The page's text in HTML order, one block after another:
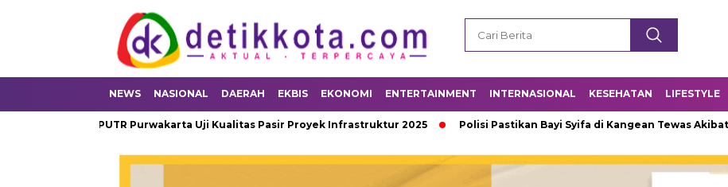
NEWS NASIONAL DAERAH EKBIS EKONOMI ENTERTAINMENT INTERNASIONAL KESEHATAN LIFESTYLE
DPUTR Purwakarta Uji Kualitas Pasir Proyek Infrastruktur 2025 Polisi Pastikan Bayi Syifa di Kangean Tewas Akibat